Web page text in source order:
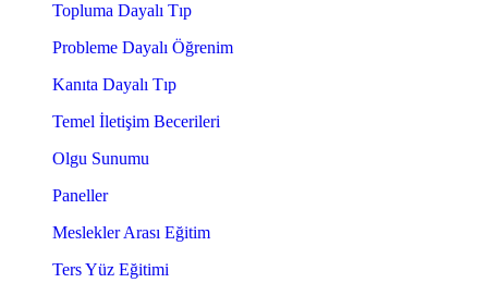
Topluma Dayalı Tıp
Probleme Dayalı Öğrenim
Kanıta Dayalı Tıp
Temel İletişim Becerileri
Olgu Sunumu
Paneller
Meslekler Arası Eğitim
Ters Yüz Eğitimi